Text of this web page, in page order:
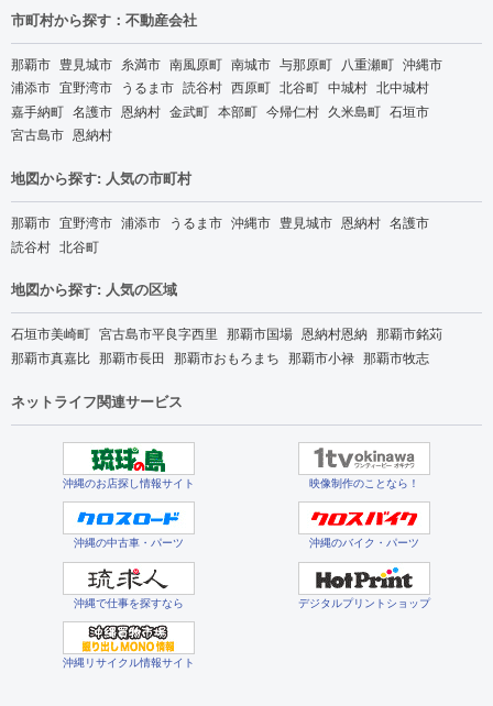
市町村から探す：不動産会社
那覇市 豊見城市 糸満市 南風原町 南城市 与那原町 八重瀬町 沖縄市
浦添市 宜野湾市 うるま市 読谷村 西原町 北谷町 中城村 北中城村
嘉手納町 名護市 恩納村 金武町 本部町 今帰仁村 久米島町 石垣市
宮古島市 恩納村
地図から探す: 人気の市町村
那覇市 宜野湾市 浦添市 うるま市 沖縄市 豊見城市 恩納村 名護市
読谷村 北谷町
地図から探す: 人気の区域
石垣市美崎町 宮古島市平良字西里 那覇市国場 恩納村恩納 那覇市銘苅
那覇市真嘉比 那覇市長田 那覇市おもろまち 那覇市小禄 那覇市牧志
ネットライフ関連サービス
沖縄のお店探し情報サイト 映像制作のことなら！
沖縄の中古車・パーツ 沖縄のバイク・パーツ
沖縄で仕事を探すなら デジタルプリントショップ
沖縄リサイクル情報サイト